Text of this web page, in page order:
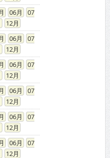
06
07
12
06
07
12
06
07
12
06
07
12
06
07
12
06
07
12